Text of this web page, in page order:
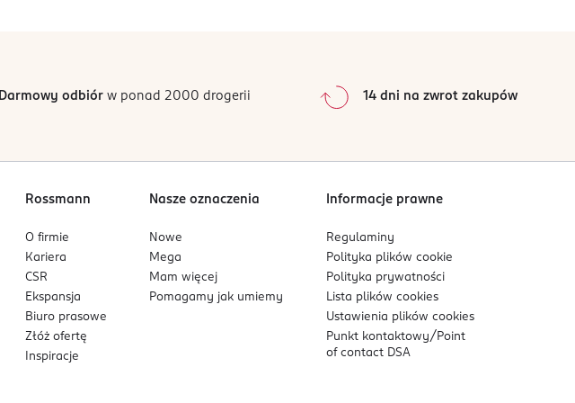
0%
Sortowanie wgdata: od najnowszej
Darmowy odbiórw ponad 2000 drogerii 14 dni na zwrot zakupów
Rossmann
O firmie
Kariera
CSR
Ekspansja
Biuro prasowe
Złóż ofertę
Inspiracje
Nasze oznaczenia
Nowe
Mega
Mam więcej
Pomagamy jak umiemy
Informacje prawne
Regulaminy
Polityka plikówcookie
Polityka prywatności
Lista plikówcookies
Ustawienia plikówcookies
Punkt kontaktowy/ Point
of contact DSA